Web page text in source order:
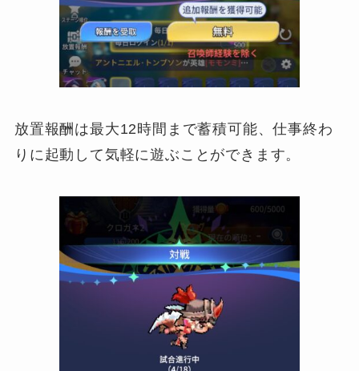
放置報酬は最大12時間まで蓄積可能、仕事終わ
りに起動して気軽に遊ぶことができます。